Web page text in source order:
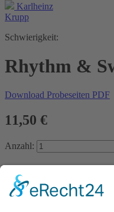
Karlheinz
Krupp
Schwierigkeit:
Rhythm &
Download Probeseiten PDF
11,50 €
Anzahl:
Info